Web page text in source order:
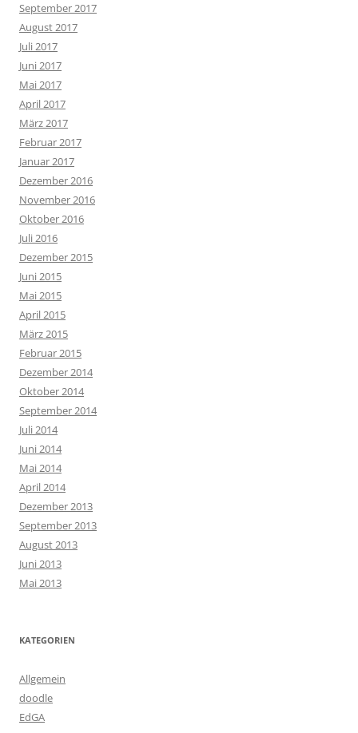
September 2017
August 2017
Juli 2017
Juni 2017
Mai 2017
April 2017
März 2017
Februar 2017
Januar 2017
Dezember 2016
November 2016
Oktober 2016
Juli 2016
Dezember 2015
Juni 2015
Mai 2015
April 2015
März 2015
Februar 2015
Dezember 2014
Oktober 2014
September 2014
Juli 2014
Juni 2014
Mai 2014
April 2014
Dezember 2013
September 2013
August 2013
Juni 2013
Mai 2013
KATEGORIEN
Allgemein
doodle
EdGA